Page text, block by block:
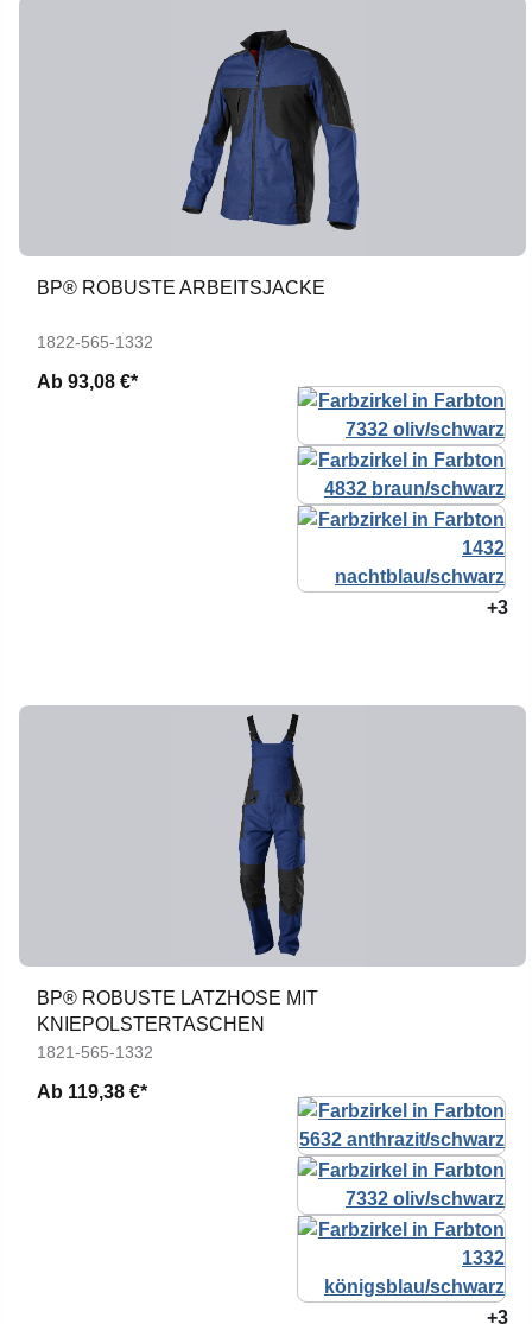
BP® ROBUSTE ARBEITSJACKE
1822-565-1332
Ab 93,08 €*
+3
BP® ROBUSTE LATZHOSE MIT
KNIEPOLSTERTASCHEN
1821-565-1332
Ab 119,38 €*
+3